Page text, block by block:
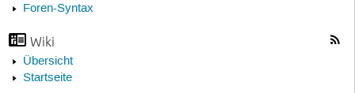
Foren-Syntax
Wiki
Übersicht
Startseite